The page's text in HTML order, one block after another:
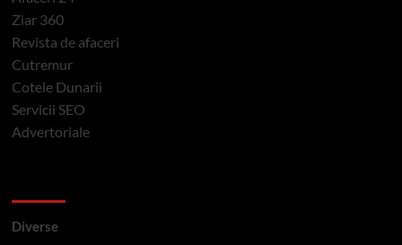
Ziar 360
Revista de afaceri
Cutremur
Cotele Dunarii
Servicii SEO
Advertoriale
Diverse